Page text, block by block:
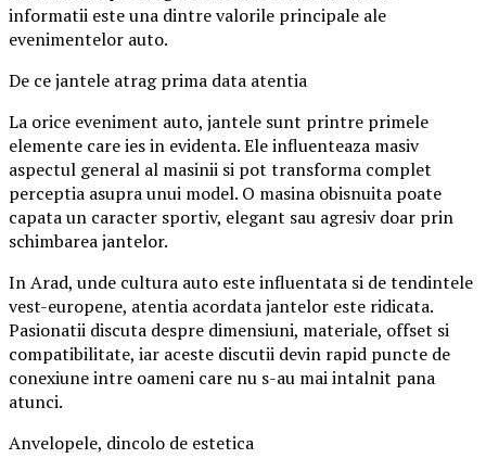
informatii este una dintre valorile principale ale
evenimentelor auto.
De ce jantele atrag prima data atentia
La orice eveniment auto, jantele sunt printre primele
elemente care ies in evidenta. Ele influenteaza masiv
aspectul general al masinii si pot transforma complet
perceptia asupra unui model. O masina obisnuita poate
capata un caracter sportiv, elegant sau agresiv doar prin
schimbarea jantelor.
In Arad, unde cultura auto este influentata si de tendintele
vest-europene, atentia acordata jantelor este ridicata.
Pasionatii discuta despre dimensiuni, materiale, offset si
compatibilitate, iar aceste discutii devin rapid puncte de
conexiune intre oameni care nu s-au mai intalnit pana
atunci.
Anvelopele, dincolo de estetica